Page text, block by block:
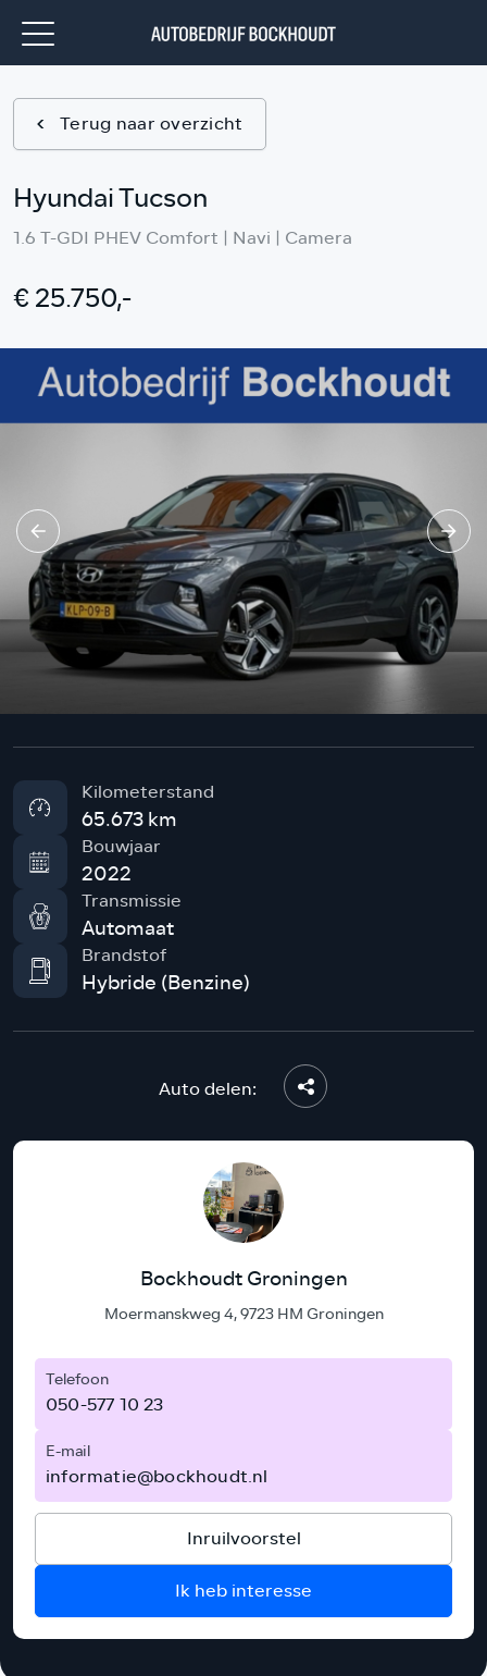
Terug naar overzicht
Hyundai Tucson
1.6 T-GDI PHEV Comfort | Navi | Camera
€ 25.750,-
Kilometerstand
65.673 km
Bouwjaar
2022
Transmissie
Automaat
Brandstof
Hybride (Benzine)
Auto delen:
Bockhoudt Groningen
Moermanskweg 4, 9723 HM Groningen
Telefoon
050-577 10 23
E-mail
informatie@bockhoudt.nl
Inruilvoorstel
Ik heb interesse